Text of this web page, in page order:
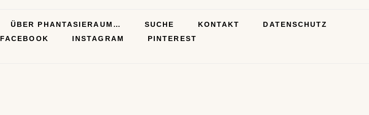
ÜBER PHANTASIERAUM… SUCHE KONTAKT
DATENSCHUTZ
FACEBOOK INSTAGRAM PINTEREST